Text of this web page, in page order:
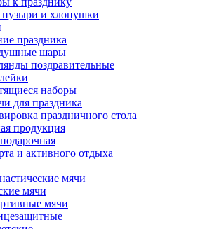
и хлопушки
праздника
шары
поздравительные
наборы
для праздника
праздничного стола
продукция
и активного отдыха
мячи
мячи
мячи